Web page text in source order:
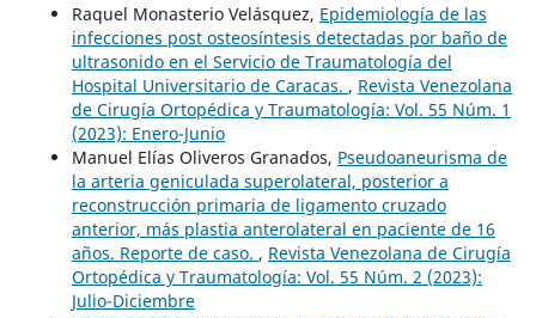
Raquel Monasterio Velásquez, Epidemiología de las
infecciones post osteosíntesis detectadas por baño de
ultrasonido en el Servicio de Traumatología del
Hospital Universitario de Caracas. , Revista Venezolana
de Cirugía Ortopédica y Traumatología: Vol. 55 Núm. 1
(2023): Enero-Junio
Manuel Elías Oliveros Granados, Pseudoaneurisma de
la arteria geniculada superolateral, posterior a
reconstrucción primaria de ligamento cruzado
anterior, más plastia anterolateral en paciente de 16
años. Reporte de caso. , Revista Venezolana de Cirugía
Ortopédica y Traumatología: Vol. 55 Núm. 2 (2023):
Julio-Diciembre